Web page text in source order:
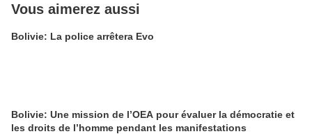
Vous aimerez aussi
Bolivie: La police arrêtera Evo
Bolivie: Une mission de l’OEA pour évaluer la démocratie et
les droits de l’homme pendant les manifestations